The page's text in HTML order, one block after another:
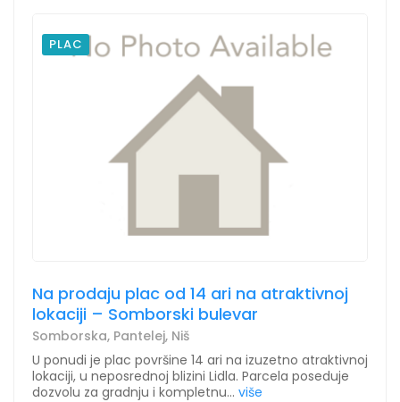
PLAC
Na prodaju plac od 14 ari na atraktivnoj
lokaciji – Somborski bulevar
Somborska, Pantelej, Niš
U ponudi je plac površine 14 ari na izuzetno atraktivnoj
lokaciji, u neposrednoj blizini Lidla. Parcela poseduje
dozvolu za gradnju i kompletnu... više